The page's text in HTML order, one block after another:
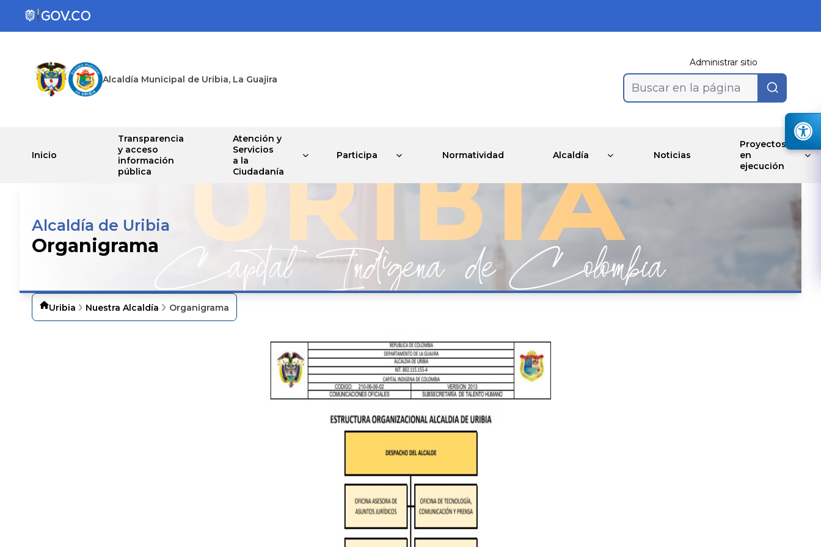
Alcaldía Municipal de Uribia, La Guajira
Administrar sitio
Buscar en la página
Inicio
Transparencia
y acceso
información
pública
Atención y
Servicios
a la
Ciudadanía
Participa Normatividad Alcaldía Noticias
Proyectos
en
ejecución
Alcaldía de Uribia
Organigrama
Uribia Nuestra Alcaldía Organigrama